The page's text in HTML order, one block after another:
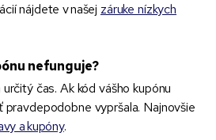
nájdete v našej záruke nízkych
nefunguje?
čas. Ak kód vášho kupónu
vypršala. Najnovšie
a kupóny.